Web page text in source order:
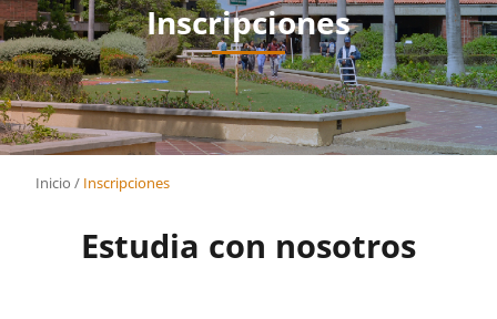
Inscripciones
Inicio /Inscripciones
Estudia con nosotros